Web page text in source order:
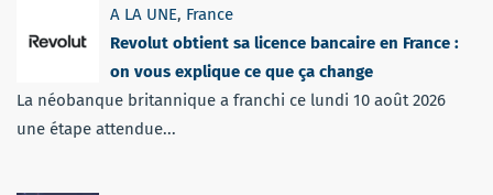
A LA UNE, France
Revolut obtient sa licence bancaire en France :
on vous explique ce que ça change
La néobanque britannique a franchi ce lundi 10 août 2026
une étape attendue...